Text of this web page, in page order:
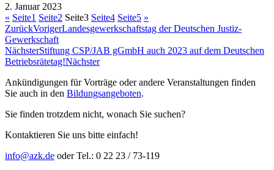
2. Januar 2023
« Seite1 Seite2 Seite3 Seite4 Seite5 »
ZurückVorigerLandesgewerkschaftstag der Deutschen Justiz-
Gewerkschaft
NächsterStiftung CSP/JAB gGmbH auch 2023 auf dem Deutschen
Betriebsrätetag!Nächster
Ankündigungen für Vorträge oder andere Veranstaltungen finden
Sie auch in den Bildungsangeboten.
Sie finden trotzdem nicht, wonach Sie suchen?
Kontaktieren Sie uns bitte einfach!
info@azk.de oder Tel.: 0 22 23 / 73-119